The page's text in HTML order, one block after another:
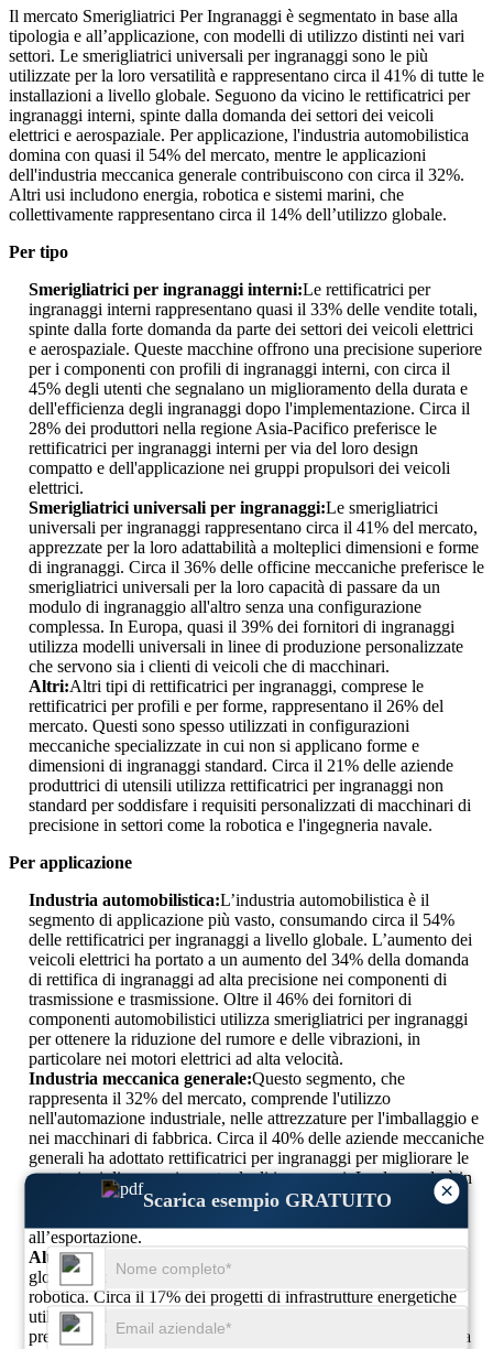
×
Scarica esempio GRATUITO
Il mercato Smerigliatrici Per Ingranaggi è segmentato in base alla
tipologia e all’applicazione, con modelli di utilizzo distinti nei vari
settori. Le smerigliatrici universali per ingranaggi sono le più
utilizzate per la loro versatilità e rappresentano circa il 41% di tutte le
installazioni a livello globale. Seguono da vicino le rettificatrici per
ingranaggi interni, spinte dalla domanda dei settori dei veicoli
elettrici e aerospaziale. Per applicazione, l'industria automobilistica
domina con quasi il 54% del mercato, mentre le applicazioni
dell'industria meccanica generale contribuiscono con circa il 32%.
Altri usi includono energia, robotica e sistemi marini, che
collettivamente rappresentano circa il 14% dell’utilizzo globale.
Per tipo
Smerigliatrici per ingranaggi interni:Le rettificatrici per
ingranaggi interni rappresentano quasi il 33% delle vendite totali,
spinte dalla forte domanda da parte dei settori dei veicoli elettrici
e aerospaziale. Queste macchine offrono una precisione superiore
per i componenti con profili di ingranaggi interni, con circa il
45% degli utenti che segnalano un miglioramento della durata e
dell'efficienza degli ingranaggi dopo l'implementazione. Circa il
28% dei produttori nella regione Asia-Pacifico preferisce le
rettificatrici per ingranaggi interni per via del loro design
compatto e dell'applicazione nei gruppi propulsori dei veicoli
elettrici.
Smerigliatrici universali per ingranaggi:Le smerigliatrici
universali per ingranaggi rappresentano circa il 41% del mercato,
apprezzate per la loro adattabilità a molteplici dimensioni e forme
di ingranaggi. Circa il 36% delle officine meccaniche preferisce le
smerigliatrici universali per la loro capacità di passare da un
modulo di ingranaggio all'altro senza una configurazione
complessa. In Europa, quasi il 39% dei fornitori di ingranaggi
utilizza modelli universali in linee di produzione personalizzate
che servono sia i clienti di veicoli che di macchinari.
Altri:Altri tipi di rettificatrici per ingranaggi, comprese le
rettificatrici per profili e per forme, rappresentano il 26% del
mercato. Questi sono spesso utilizzati in configurazioni
meccaniche specializzate in cui non si applicano forme e
dimensioni di ingranaggi standard. Circa il 21% delle aziende
produttrici di utensili utilizza rettificatrici per ingranaggi non
standard per soddisfare i requisiti personalizzati di macchinari di
precisione in settori come la robotica e l'ingegneria navale.
Per applicazione
Industria automobilistica:L’industria automobilistica è il
segmento di applicazione più vasto, consumando circa il 54%
delle rettificatrici per ingranaggi a livello globale. L’aumento dei
veicoli elettrici ha portato a un aumento del 34% della domanda
di rettifica di ingranaggi ad alta precisione nei componenti di
trasmissione e trasmissione. Oltre il 46% dei fornitori di
componenti automobilistici utilizza smerigliatrici per ingranaggi
per ottenere la riduzione del rumore e delle vibrazioni, in
particolare nei motori elettrici ad alta velocità.
Industria meccanica generale:Questo segmento, che
rappresenta il 32% del mercato, comprende l'utilizzo
nell'automazione industriale, nelle attrezzature per l'imballaggio e
nei macchinari di fabbrica. Circa il 40% delle aziende meccaniche
generali ha adottato rettificatrici per ingranaggi per migliorare le
prestazioni di accoppiamento degli ingranaggi. La domanda è in
crescita in Europa, dove circa il 29% delle fabbriche utilizza
rettificatrici per componenti di macchinari destinati
all’esportazione.
Altri:Altre applicazioni costituiscono il 14% della domanda
globale e comprendono settori come l’energia, il mare e la
robotica. Circa il 17% dei progetti di infrastrutture energetiche
utilizza rettificatrici specializzate per preparare ingranaggi di
precisione per turbine eoliche e generatori idroelettrici. Anche la